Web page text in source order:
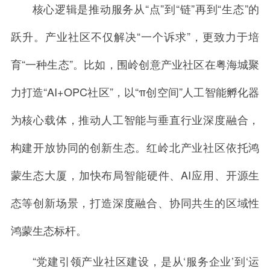
核心逻辑是推动服务从“点”到“链”再到“生态”的
跃升。产业社区不仅解决“一个诉求”，更致力于培
育“一种生态”。比如，围岭创意产业社区在粤海城聚
力打造“AI+OPC社区”，以“π创空间”人工智能孵化器
为核心载体，推动人工智能与垂直行业深度融合，
构建开放协同的创新生态。红岭北产业社区依托鸿
蒙生态大厦，加快布局智能硬件、AI应用、开源生
态等创新场景，打造深度融合、协同共生的区域性
鸿蒙生态标杆。
“党建引领产业社区建设，是从‘服务企业’到‘运